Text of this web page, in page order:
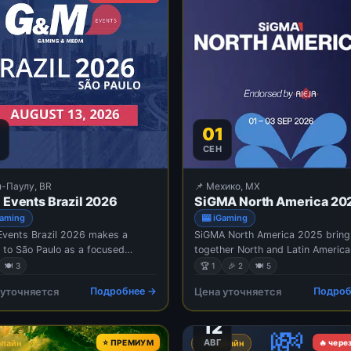
Паулу, BR
Events Brazil 2026
Brazil 2026 makes a
to São Paulo as a focused
point for the country’s iGaming
first edition, the event
together leading operators,
and industry profe
🍽 3
Подробнее →
01
СЕН
📌 Мехико, MX
SiGMA North America
🎰 iGaming
SiGMA North America 2025
together North and Latin
iGaming markets in Mexico City
exhibitions, and networking.
North America is aimed at
meaningful connections and
encouraging growth ac
🏆 1 🎉 2 🍽 5
Цена уточняется
⭐ ПРЕМИУМ 📍 Офлайн 🔥
12
АВГ